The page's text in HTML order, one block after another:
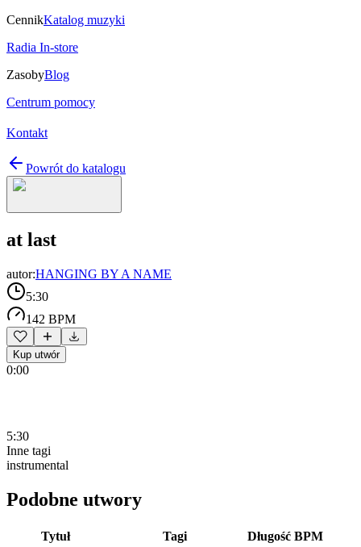
CennikKatalog muzyki
Radia In-store
ZasobyBlog
Centrum pomocy
Kontakt
Powrót do katalogu
at last
autor:HANGING BY A NAME
5:30
142 BPM
Kup utwór
0:00
5:30
Inne tagi
instrumental
Podobne utwory
Tytuł Tagi Długość BPM